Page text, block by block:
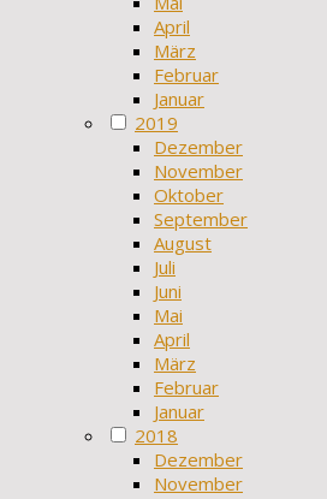
April
März
Februar
Januar
2019
Dezember
November
Oktober
September
August
Juli
Juni
Mai
April
März
Februar
Januar
2018
Dezember
November